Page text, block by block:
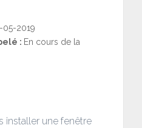
05-2019
: En cours de la
installer une fenêtre